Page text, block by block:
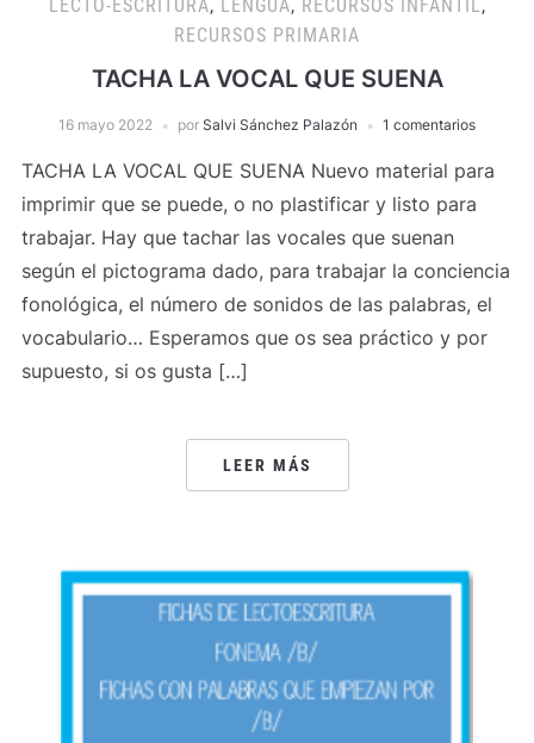
LECTO-ESCRITURA, LENGUA, RECURSOS INFANTIL,
RECURSOS PRIMARIA
TACHA LA VOCAL QUE SUENA
16 mayo 2022 por Salvi Sánchez Palazón 1 comentarios
TACHA LA VOCAL QUE SUENA Nuevo material para
imprimir que se puede, o no plastificar y listo para
trabajar. Hay que tachar las vocales que suenan
según el pictograma dado, para trabajar la conciencia
fonológica, el número de sonidos de las palabras, el
vocabulario… Esperamos que os sea práctico y por
supuesto, si os gusta […]
LEER MÁS